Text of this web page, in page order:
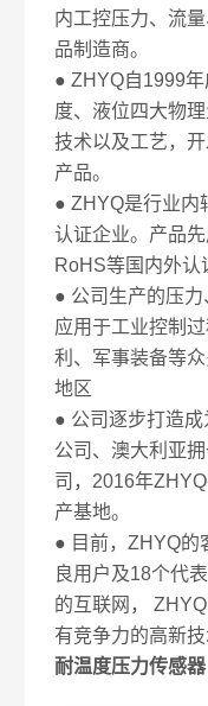
内工控压力、流
品制造商。
● ZHYQ自1999
度、液位四大物
技术以及工艺，
产品。
● ZHYQ是行业内
认证企业。产品
RoHS等国内外认
● 公司生产的压
应用于工业控制
利、军事装备等
地区
● 公司逐步打造
公司、澳大利亚
司，2016年
产基地。
● 目前，ZHYQ的
良用户及18个代
的互联网，
有竞争力的高新
耐温度压力传感器